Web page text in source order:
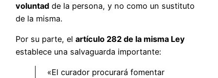
voluntad de la persona, y no como un sustituto
de la misma.
Por su parte, el artículo 282 de la misma Ley
establece una salvaguarda importante:
«El curador procurará fomentar